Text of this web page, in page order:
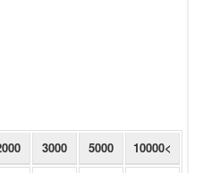
3000 5000 10000<